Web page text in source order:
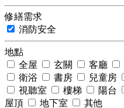
修繕需求
消防安全
地點
全屋
玄關 客廳
衛浴
書房 兒童房
視聽室
樓梯 陽台
屋頂
地下室
其他